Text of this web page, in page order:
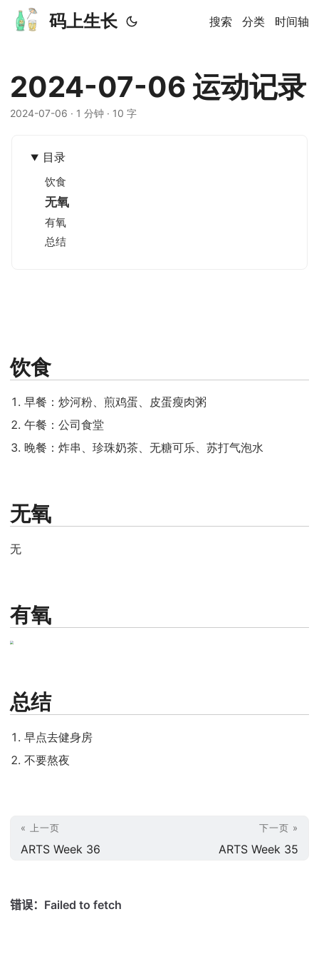
码上生长 搜索 分类 时间轴
2024-07-06 运动记录
2024-07-06 · 1 分钟 · 10 字
目录
饮食
无氧
有氧
总结
饮食
早餐：炒河粉、煎鸡蛋、皮蛋瘦肉粥
午餐：公司食堂
晚餐：炸串、珍珠奶茶、无糖可乐、苏打气泡水
无氧
无
有氧
总结
早点去健身房
不要熬夜
« 上一页
ARTS Week 36
下一页 »
ARTS Week 35